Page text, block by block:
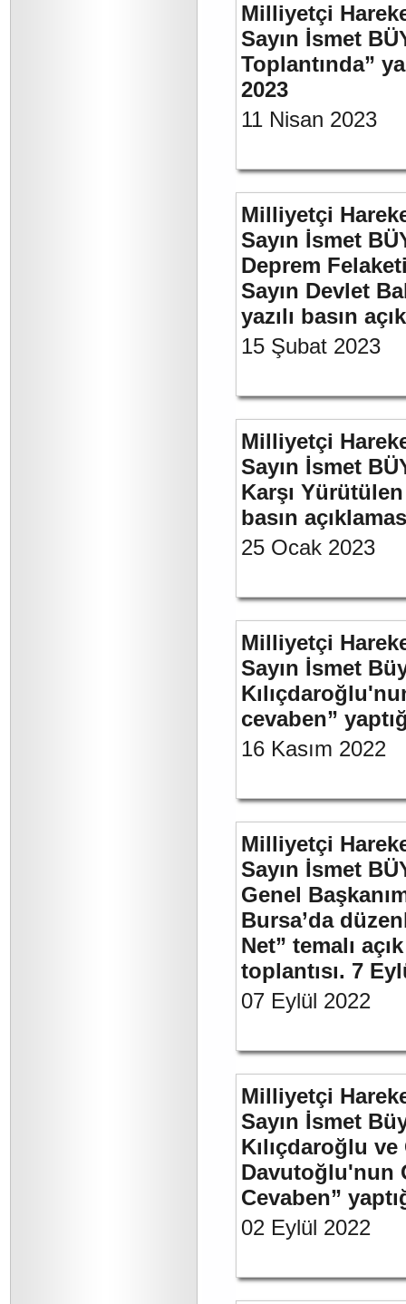
Milliyetçi
Sayın İsmet
Toplantında”
2023
11 Nisan 2023
Milliyetçi
Sayın İsmet
Deprem
Sayın Devlet
yazılı basın
15 Şubat 2023
Milliyetçi
Sayın İsmet
Karşı Yürütülen
basın
25 Ocak 2023
Milliyetçi
Sayın İsmet
cevaben”
16 Kasım 2022
Milliyetçi
Sayın İsmet
Genel
Bursa’da
Net” temalı
toplantısı. 7
07 Eylül 2022
Milliyetçi
Sayın İsmet
Kılıçdaroğlu
Davutoğlu'nun
Cevaben”
02 Eylül 2022